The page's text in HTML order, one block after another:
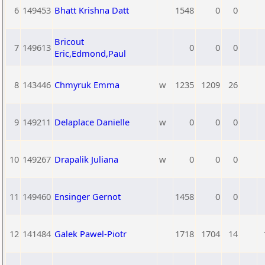
6 149453 Bhatt Krishna Datt 1548 0 0
7 149613 Bricout
Eric,Edmond,Paul
0 0 0
8 143446 Chmyruk Emma w 1235 1209 26
9 149211 Delaplace Danielle w 0 0 0
10 149267 Drapalik Juliana w 0 0 0
11 149460 Ensinger Gernot 1458 0 0
12 141484 Galek Pawel-Piotr 1718 1704 14